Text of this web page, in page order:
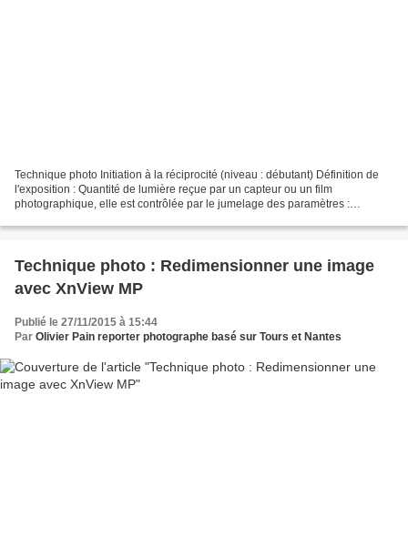
Technique photo Initiation à la réciprocité (niveau : débutant) Définition de
l'exposition : Quantité de lumière reçue par un capteur ou un film
photographique, elle est contrôlée par le jumelage des paramètres :
Technique photo : Redimensionner une image
avec XnView MP
Publié le 27/11/2015 à 15:44
Par Olivier Pain reporter photographe basé sur Tours et Nantes